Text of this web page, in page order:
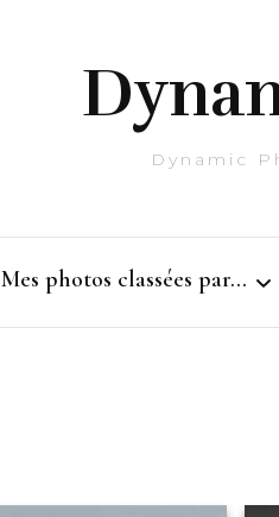
Dynamic
Mes photos classées par…